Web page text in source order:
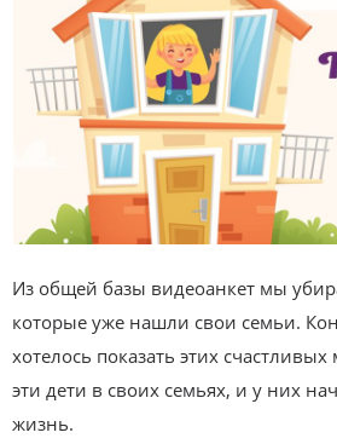
Из общей базы видеоанкет мы
которые уже нашли свои семьи.
хотелось показать этих
эти дети в своих семьях, и у них
жизнь.